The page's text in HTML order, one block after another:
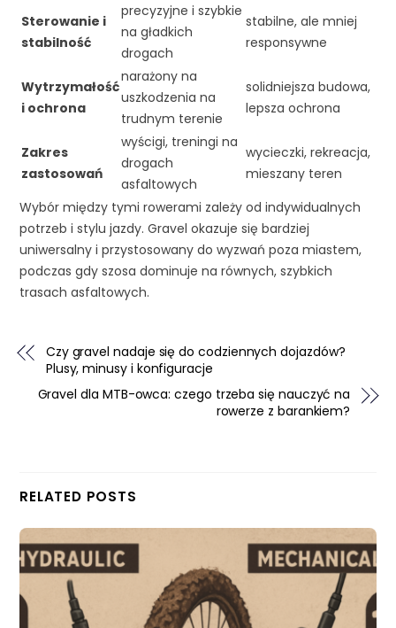
Sterowanie i
stabilność
precyzyjne i szybkie
na gładkich
drogach
stabilne, ale mniej
responsywne
Wytrzymałość
i ochrona
narażony na
uszkodzenia na
trudnym terenie
solidniejsza budowa,
lepsza ochrona
Zakres
zastosowań
wyścigi, treningi na
drogach
asfaltowych
wycieczki, rekreacja,
mieszany teren
Wybór między tymi rowerami zależy od indywidualnych
potrzeb i stylu jazdy. Gravel okazuje się bardziej
uniwersalny i przystosowany do wyzwań poza miastem,
podczas gdy szosa dominuje na równych, szybkich
trasach asfaltowych.
Czy gravel nadaje się do codziennych dojazdów?
Plusy, minusy i konfiguracje
Gravel dla MTB-owca: czego trzeba się nauczyć na
rowerze z barankiem?
RELATED POSTS